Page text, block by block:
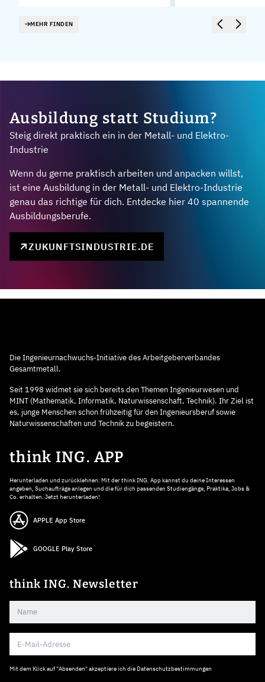
MEHR FINDEN
Ausbildung statt Studium?
Steig direkt praktisch ein in der Metall- und Elektro-
Industrie
Wenn du gerne praktisch arbeiten und anpacken willst,
ist eine Ausbildung in der Metall- und Elektro-Industrie
genau das richtige für dich. Entdecke hier 40 spannende
Ausbildungsberufe.
ZUKUNFTSINDUSTRIE.DE
Die Ingenieurnachwuchs-Initiative des Arbeitgeberverbandes
Gesamtmetall.
Seit 1998 widmet sie sich bereits den Themen Ingenieurwesen und
MINT (Mathematik, Informatik, Naturwissenschaft, Technik). Ihr Ziel ist
es, junge Menschen schon frühzeitig für den Ingenieursberuf sowie
Naturwissenschaften und Technik zu begeistern.
think ING. APP
Herunterladen und zurücklehnen: Mit der think ING. App kannst du deine Interessen
angeben, Suchaufträge anlegen und die für dich passenden Studiengänge, Praktika, Jobs &
Co. erhalten. Jetzt herunterladen!
APPLE App Store
GOOGLE Play Store
think ING. Newsletter
Mit dem Klick auf "Absenden" akzeptiere ich die Datenschutzbestimmungen